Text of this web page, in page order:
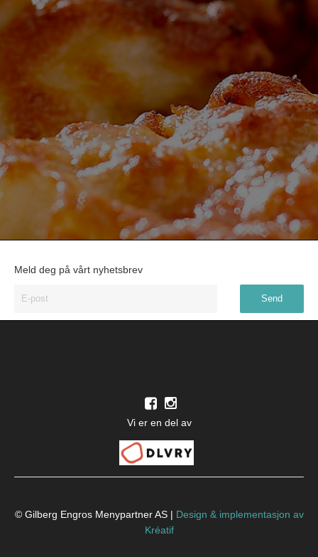
Meld deg på vårt nyhetsbrev
Vi er en del av
© Gilberg Engros Menypartner AS | Design & implementasjon av
Kréatif